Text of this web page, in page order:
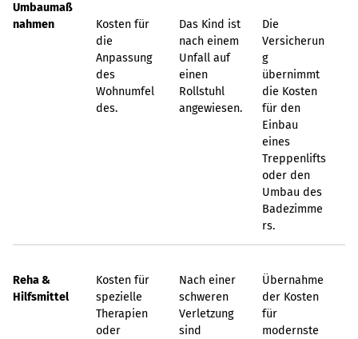
Umbaumaß
nahmen
Kosten für
die
Anpassung
des
Wohnumfel
des.
Das Kind ist
nach einem
Unfall auf
einen
Rollstuhl
angewiesen.
Die
Versicherun
g
übernimmt
die Kosten
für den
Einbau
eines
Treppenlifts
oder den
Umbau des
Badezimme
rs.
Reha &
Hilfsmittel
Kosten für
spezielle
Therapien
oder
Nach einer
schweren
Verletzung
sind
Übernahme
der Kosten
für
modernste